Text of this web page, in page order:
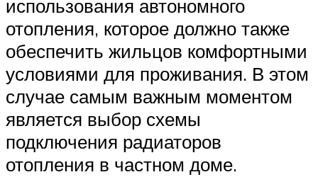
использования автономного
отопления, которое должно также
обеспечить жильцов комфортными
условиями для проживания. В этом
случае самым важным моментом
является выбор схемы
подключения радиаторов
отопления в частном доме.